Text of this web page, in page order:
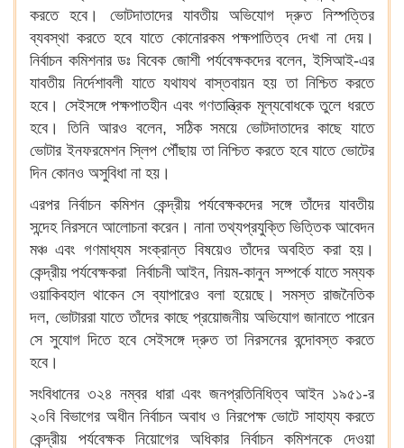
করতে হবে। ভোটদাতাদের যাবতীয় অভিযোগ দ্রুত নিস্পত্তির
ব্যবস্থা করতে হবে যাতে কোনোরকম পক্ষপাতিত্ব দেখা না দেয়।
নির্বাচন কমিশনার ডঃ বিবেক জোশী পর্যবেক্ষকদের বলেন, ইসিআই-এর
যাবতীয় নির্দেশাবলী যাতে যথাযথ বাস্তবায়ন হয় তা নিশ্চিত করতে
হবে। সেইসঙ্গে পক্ষপাতহীন এবং গণতান্ত্রিক মূল্যবোধকে তুলে ধরতে
হবে। তিনি আরও বলেন, সঠিক সময়ে ভোটদাতাদের কাছে যাতে
ভোটার ইনফরমেশন স্লিপ পৌঁছায় তা নিশ্চিত করতে হবে যাতে ভোটের
দিন কোনও অসুবিধা না হয়।
এরপর নির্বাচন কমিশন কেন্দ্রীয় পর্যবেক্ষকদের সঙ্গে তাঁদের যাবতীয়
সন্দেহ নিরসনে আলোচনা করেন। নানা তথ্যপ্রযুক্তি ভিত্তিক আবেদন
মঞ্চ এবং গণমাধ্যম সংক্রান্ত বিষয়েও তাঁদের অবহিত করা হয়।
কেন্দ্রীয় পর্যবেক্ষকরা নির্বাচনী আইন, নিয়ম-কানুন সম্পর্কে যাতে সম্যক
ওয়াকিবহাল থাকেন সে ব্যাপারেও বলা হয়েছে। সমস্ত রাজনৈতিক
দল, ভোটাররা যাতে তাঁদের কাছে প্রয়োজনীয় অভিযোগ জানাতে পারেন
সে সুযোগ দিতে হবে সেইসঙ্গে দ্রুত তা নিরসনের বন্দোবস্ত করতে
হবে।
সংবিধানের ৩২৪ নম্বর ধারা এবং জনপ্রতিনিধিত্ব আইন ১৯৫১-র
২০বি বিভাগের অধীন নির্বাচন অবাধ ও নিরপেক্ষ ভোটে সাহায্য করতে
কেন্দ্রীয় পর্যবেক্ষক নিয়োগের অধিকার নির্বাচন কমিশনকে দেওয়া